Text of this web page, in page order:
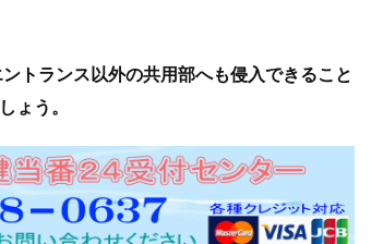
トランス以外の共用部へも侵入できること
ょう。